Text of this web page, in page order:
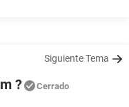
Siguiente Tema
? Cerrado